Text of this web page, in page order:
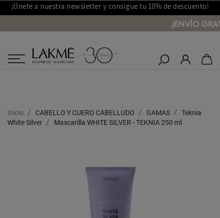
¡Únete a nuestra newsletter y consigue tu 10% de descuento!
¡ENVÍO
Salones Lakmé
Inicio CABELLO Y CUERO CABELLUDO GAMAS
Teknia
White Silver
Mascarilla WHITE SILVER - TEKNIA 250 ml